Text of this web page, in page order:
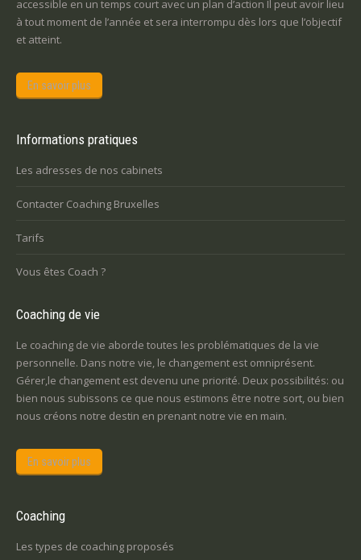
accessible en un temps court avec un plan d’action Il peut avoir lieu
à tout moment de l’année et sera interrompu dès lors que l’objectif
et atteint.
En savoir plus
Informations pratiques
Les adresses de nos cabinets
Contacter Coaching Bruxelles
Tarifs
Vous êtes Coach ?
Coaching de vie
Le coaching de vie aborde toutes les problématiques de la vie
personnelle. Dans notre vie, le changement est omniprésent.
Gérer,le changement est devenu une priorité. Deux possibilités: ou
bien nous subissons ce que nous estimons être notre sort, ou bien
nous créons notre destin en prenant notre vie en main.
En savoir plus
Coaching
Les types de coaching proposés